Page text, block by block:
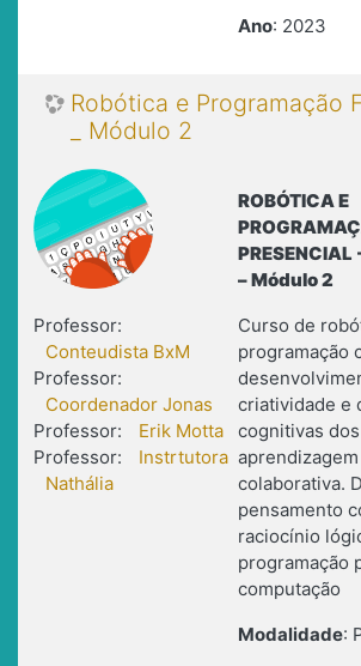
Ano: 2023
Robótica e Programação
_ Módulo 2
ROBÓTICA E
– Módulo 2
Curso de
programação
criatividade e
cognitivas
colaborativa.
pensamento
raciocínio
programação
computação
Modalidade:
Professor:
Conteudista BxM
Professor:
Coordenador Jonas
Professor:
Erik Motta
Professor:
Instrtutora
Nathália